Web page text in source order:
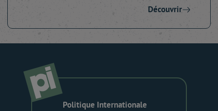
Découvrir
Politique Internationale